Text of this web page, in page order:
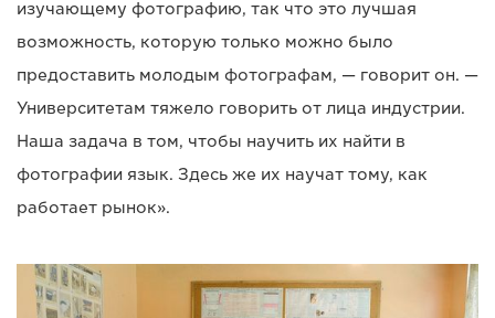
изучающему фотографию, так что это лучшая
возможность, которую только можно было
предоставить молодым фотографам, — говорит он. —
Университетам тяжело говорить от лица индустрии.
Наша задача в том, чтобы научить их найти в
фотографии язык. Здесь же их научат тому, как
работает рынок».